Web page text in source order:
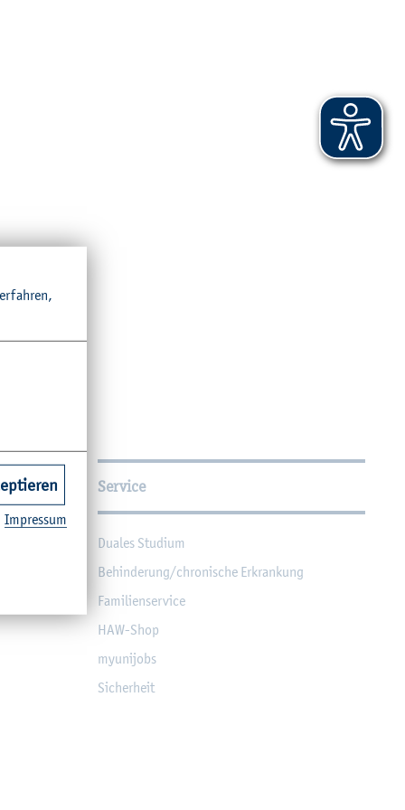
Service
Dua­les Stu­di­um
Be­hin­de­rung/chro­ni­sche Er­kran­kung
Fa­mi­li­en­ser­vice
HAW-Shop
myu­ni­jobs
Si­cher­heit
Im­pres­sum